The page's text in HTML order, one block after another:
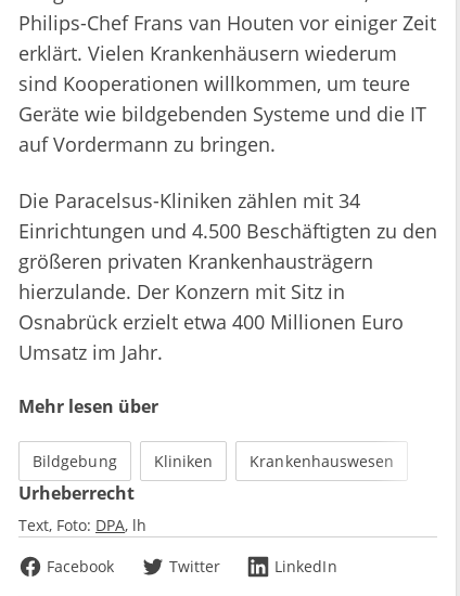
Philips-Chef Frans van Houten vor einiger Zeit
erklärt. Vielen Krankenhäusern wiederum
sind Kooperationen willkommen, um teure
Geräte wie bildgebenden Systeme und die IT
auf Vordermann zu bringen.
Die Paracelsus-Kliniken zählen mit 34
Einrichtungen und 4.500 Beschäftigten zu den
größeren privaten Krankenhausträgern
hierzulande. Der Konzern mit Sitz in
Osnabrück erzielt etwa 400 Millionen Euro
Umsatz im Jahr.
Mehr lesen über
Bildgebung Kliniken Krankenhauswesen
Urheberrecht
Text, Foto: DPA lh
Facebook
Twitter LinkedIn